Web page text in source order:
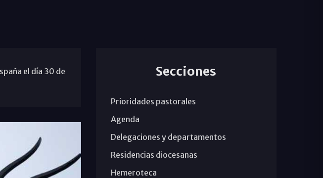
el día 30 de
Secciones
Prioridades pastorales
Agenda
Delegaciones y departamentos
Residencias diocesanas
Hemeroteca